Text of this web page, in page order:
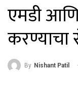
एमडी
करण्याचा
By Nishant Patil